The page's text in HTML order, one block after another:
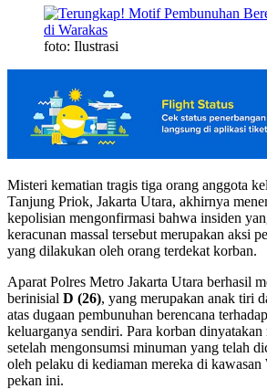
foto: Ilustrasi
Misteri kematian tragis tiga orang anggota
Tanjung Priok, Jakarta Utara, akhirnya
kepolisian mengonfirmasi bahwa insiden
keracunan massal tersebut merupakan aksi
yang dilakukan oleh orang terdekat korban.
Aparat Polres Metro Jakarta Utara berhasil
berinisial D (26), yang merupakan anak tiri
atas dugaan pembunuhan berencana
keluarganya sendiri. Para korban
setelah mengonsumsi minuman yang telah
oleh pelaku di kediaman mereka di kawasan
pekan ini.